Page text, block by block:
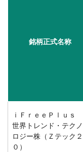
銘柄正式名称
ｉＦｒｅｅＰｌｕｓ
世界トレンド・テクノ
ロジー株（Ｚテック２
０）